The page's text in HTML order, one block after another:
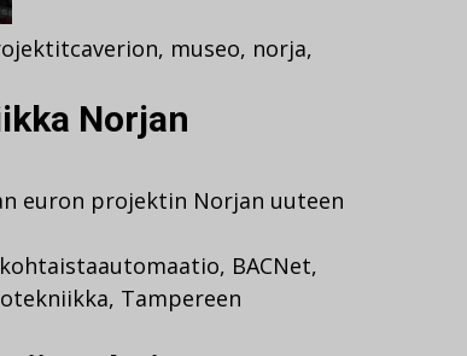
caverion, museo, norja,
Norjan
euron projektin Norjan uuteen
automaatio, BACNet,
, Tampereen